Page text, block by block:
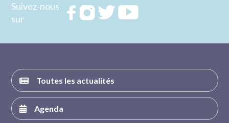
Suivez-nous
sur
RejoignezRejoignezRejoignez
Toutes les actualités
Agenda